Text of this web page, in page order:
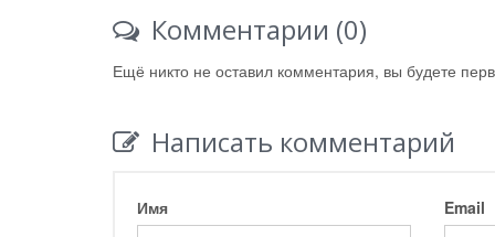
Комментарии (0)
Ещё никто не оставил комментария, вы будете
Написать комментарий
Имя Email